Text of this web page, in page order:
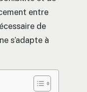
entre
de
s’adapte à